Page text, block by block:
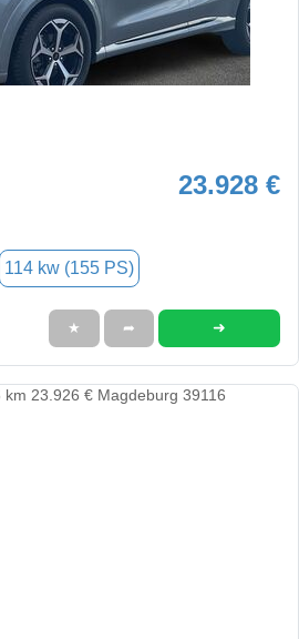
23.928 €
114 kw (155 PS)
★ ➦ ➜